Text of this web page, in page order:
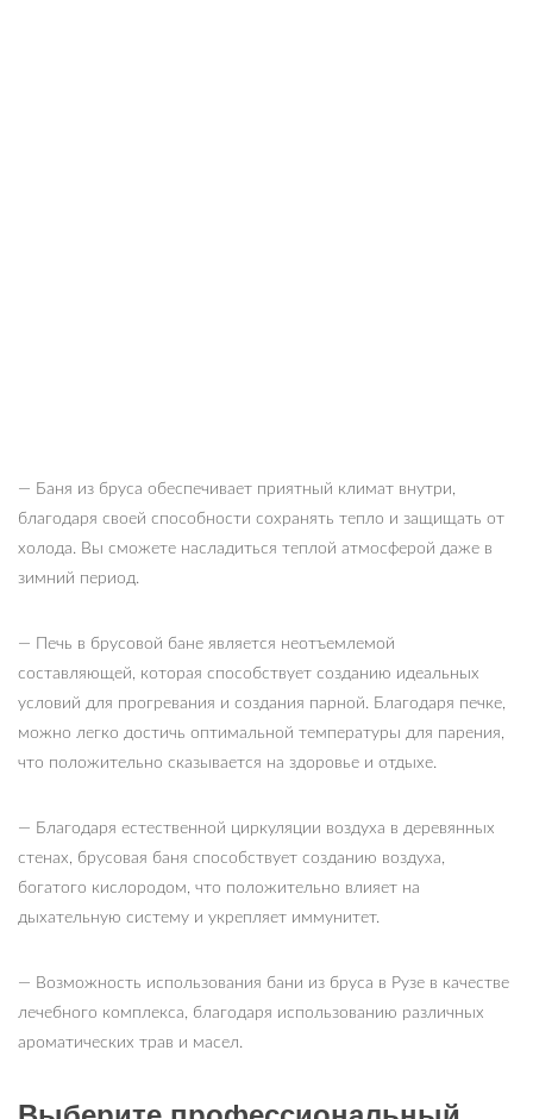
— Баня из бруса обеспечивает приятный климат внутри,
благодаря своей способности сохранять тепло и защищать от
холода. Вы сможете насладиться теплой атмосферой даже в
зимний период.
— Печь в брусовой бане является неотъемлемой
составляющей, которая способствует созданию идеальных
условий для прогревания и создания парной. Благодаря печке,
можно легко достичь оптимальной температуры для парения,
что положительно сказывается на здоровье и отдыхе.
— Благодаря естественной циркуляции воздуха в деревянных
стенах, брусовая баня способствует созданию воздуха,
богатого кислородом, что положительно влияет на
дыхательную систему и укрепляет иммунитет.
— Возможность использования бани из бруса в Рузе в качестве
лечебного комплекса, благодаря использованию различных
ароматических трав и масел.